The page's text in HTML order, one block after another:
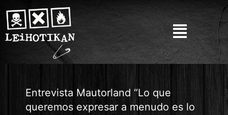
Entrevista Mautorland “Lo que
queremos expresar a menudo es lo